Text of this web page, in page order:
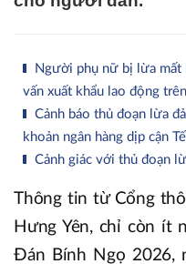
Người phụ nữ bị lừa
vấn xuất khẩu lao động
Cảnh báo thủ đoạn lừa
khoản ngân hàng dịp cận
Cảnh giác với thủ đoạn
Thông tin từ Cổng
Hưng Yên, chỉ còn ít
Đán Bính Ngọ 2026,